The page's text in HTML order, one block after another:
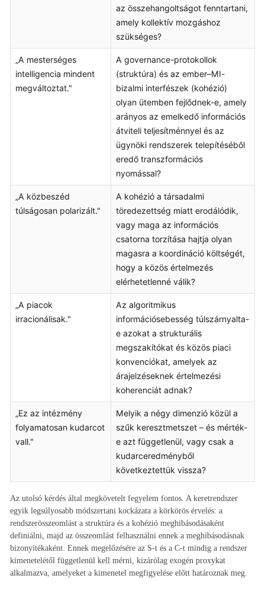
az összehangoltságot fenntartani,
amely kollektív mozgáshoz
szükséges?
„A mesterséges
intelligencia mindent
megváltoztat."
A governance-protokollok
(struktúra) és az ember–MI-
bizalmi interfészek (kohézió)
olyan ütemben fejlődnek-e, amely
arányos az emelkedő információs
átviteli teljesítménnyel és az
ügynöki rendszerek telepítéséből
eredő transzformációs
nyomással?
„A közbeszéd
túlságosan polarizált."
A kohézió a társadalmi
töredezettség miatt erodálódik,
vagy maga az információs
csatorna torzítása hajtja olyan
magasra a koordináció költségét,
hogy a közös értelmezés
elérhetetlenné válik?
„A piacok
irracionálisak."
Az algoritmikus
információsebesség túlszárnyalta-
e azokat a strukturális
megszakítókat és közös piaci
konvenciókat, amelyek az
árajelzéseknek értelmezési
koherenciát adnak?
„Ez az intézmény
folyamatosan kudarcot
vall."
Melyik a négy dimenzió közül a
szűk keresztmetszet – és mérték-
e azt függetlenül, vagy csak a
kudarceredményből
következtettük vissza?
Az utolsó kérdés által megkövetelt fegyelem fontos. A keretrendszer
egyik legsúlyosabb módszertani kockázata a körkörös érvelés: a
rendszerösszeomlást a struktúra és a kohézió meghibásodásaként
definiálni, majd az összeomlást felhasználni ennek a meghibásodásnak
bizonyítékaként. Ennek megelőzésére az S-t és a C-t mindig a rendszer
kimenetelétől függetlenül kell mérni, kizárólag exogén proxykat
alkalmazva, amelyeket a kimenetel megfigyelése előtt határoznak meg.